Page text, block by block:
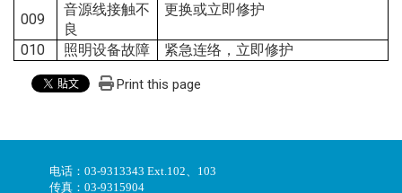
009
音源线接触不
良
更换或立即修护
010 照明设备故障 紧急连络，立即修护
Print this page
电话：03-9313343 Ext.102、103
传真：03-9315904